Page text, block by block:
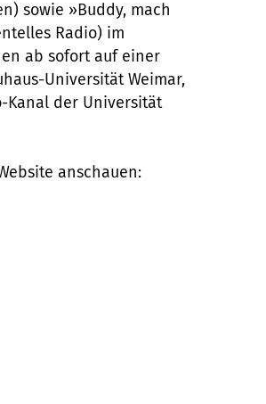
sowie »Buddy, mach
Radio) im
ab sofort auf einer
Universität Weimar,
Kanal der Universität
anschauen: